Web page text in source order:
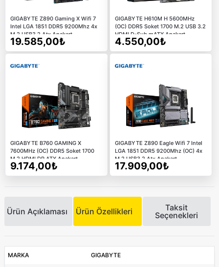
GIGABYTE Z890 Gaming X Wifi 7
Intel LGA 1851 DDR5 9200Mhz 4x
M.2 USB3.2 Atx Anakart
19.585,00₺
GIGABYTE H610M H 5600MHz
(OC) DDR5 Soket 1700 M.2 USB 3.2
HDMI D-Sub mATX Anakart
4.550,00₺
GIGABYTE B760 GAMING X
7600MHz (OC) DDR5 Soket 1700
M.2 HDMI DP ATX Anakart
9.174,00₺
GIGABYTE Z890 Eagle Wifi 7 Intel
LGA 1851 DDR5 9200Mhz (OC) 4x
M.2 USB3.2 Atx Anakart
17.909,00₺
Ürün Açıklaması Ürün Özellikleri
Taksit
Seçenekleri
MARKA GIGABYTE